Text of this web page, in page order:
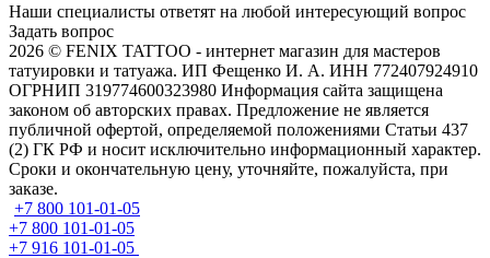
Наши специалисты ответят на любой интересующий вопрос
Задать вопрос
2026 © FENIX TATTOO - интернет магазин для мастеров
татуировки и татуажа. ИП Фещенко И. А. ИНН 772407924910
ОГРНИП 319774600323980 Информация сайта защищена
законом об авторских правах. Предложение не является
публичной офертой, определяемой положениями Статьи 437
(2) ГК РФ и носит исключительно информационный характер.
Сроки и окончательную цену, уточняйте, пожалуйста, при
заказе.
+7 800 101-01-05
+7 800 101-01-05
+7 916 101-01-05